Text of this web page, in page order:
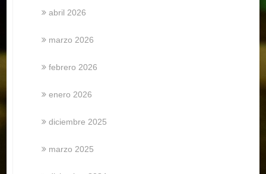
abril 2026
marzo 2026
febrero 2026
enero 2026
diciembre 2025
marzo 2025